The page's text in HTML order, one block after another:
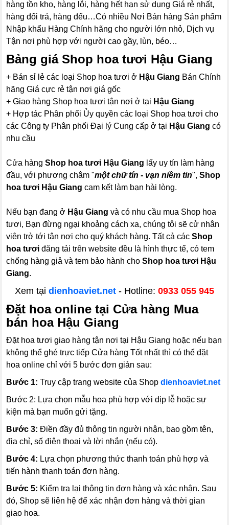
hàng tồn kho, hàng lỗi, hàng hết hạn sử dụng Giá rẻ nhất,
hàng đổi trả, hàng đểu…Có nhiều Nơi Bán hàng Sản phẩm
Nhập khẩu Hàng Chính hãng cho người lớn nhỏ, Dịch vụ
Tận nơi phù hợp với người cao gầy, lùn, béo…
Bảng giá Shop hoa tươi Hậu Giang
+ Bán sỉ lẻ các loại Shop hoa tươi ở Hậu Giang Bán Chính
hãng Giá cực rẻ tận nơi giá gốc
+ Giao hàng Shop hoa tươi tận nơi ở tại Hậu Giang
+ Hợp tác Phân phối Ủy quyền các loại Shop hoa tươi cho
các Công ty Phân phối Đại lý Cung cấp ở tại Hậu Giang có
nhu cầu
Cửa hàngShop hoa tươi Hậu Giang lấy uy tín làm hàng
đầu, với phương châm "một chữ tín - vạn niềm tin",Shop
hoa tươi Hậu Giang cam kết làm bạn hài lòng.
Nếu bạn đang ở Hậu Giang và có nhu cầu mua Shop hoa
tươi, Bạn đừng ngại khoảng cách xa, chúng tôi sẽ cử nhân
viên trở tới tận nơi cho quý khách hàng. Tất cả cácShop
hoa tươi đăng tải trên website đều là hình thực tế, có tem
chống hàng giả và tem bảo hành choShop hoa tươi Hậu
Giang.
Xem tại dienhoaviet.net - Hotline: 0933 055 945
Đặt hoa online tại Cửa hàng Mua
bán hoa Hậu Giang
Đặt hoa tươi giao hàng tận nơi tại Hậu Giang hoặc nếu bạn
không thể ghé trực tiếp Cửa hàng Tốt nhất thì có thể đặt
hoa online chỉ với 5 bước đơn giản sau:
Bước 1:Truy cập trang website của Shop dienhoaviet.net
Bước 2: Lựa chọn mẫu hoa phù hợp với dịp lễ hoặc sự
kiện mà bạn muốn gửi tặng.
Bước 3: Điền đầy đủ thông tin người nhận, bao gồm tên,
địa chỉ, số điện thoại và lời nhắn (nếu có).
Bước 4: Lựa chọn phương thức thanh toán phù hợp và
tiến hành thanh toán đơn hàng.
Bước 5: Kiểm tra lại thông tin đơn hàng và xác nhận. Sau
đó, Shop sẽ liên hệ để xác nhận đơn hàng và thời gian
giao hoa.